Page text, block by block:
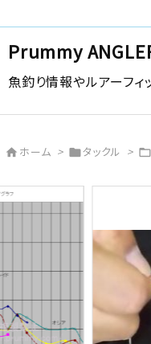
Prummy
魚釣り情報やルアーフィ
 ホーム > タックル > 